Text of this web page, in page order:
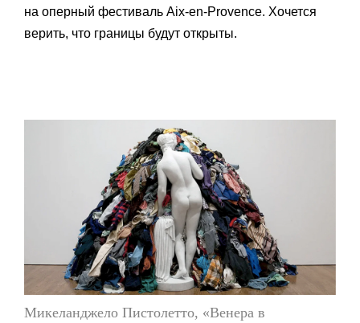
на оперный фестиваль Aix-en-Provence. Хочется
верить, что границы будут открыты.
Микеланджело Пистолетто, «Венера в